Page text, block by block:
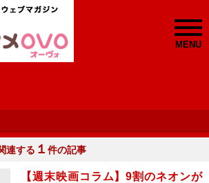
MENU
連する １ 件の記事
【週末映画コラム】9割のネオンが